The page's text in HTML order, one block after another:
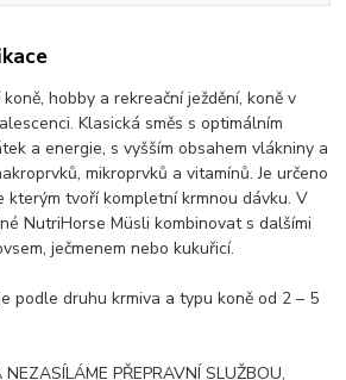
hobby a rekreační ježdění, koně v
Klasická směs s optimálním
a energie, s vyšším obsahem vlákniny a
mikroprvků a vitamínů. Je určeno
kterým tvoří kompletní krmnou dávku. V
NutriHorse Müsli kombinovat s dalšími
ječmenem nebo kukuřicí.
podle druhu krmiva a typu koně od 2 – 5
PŘEPRAVNÍ SLUŽBOU,